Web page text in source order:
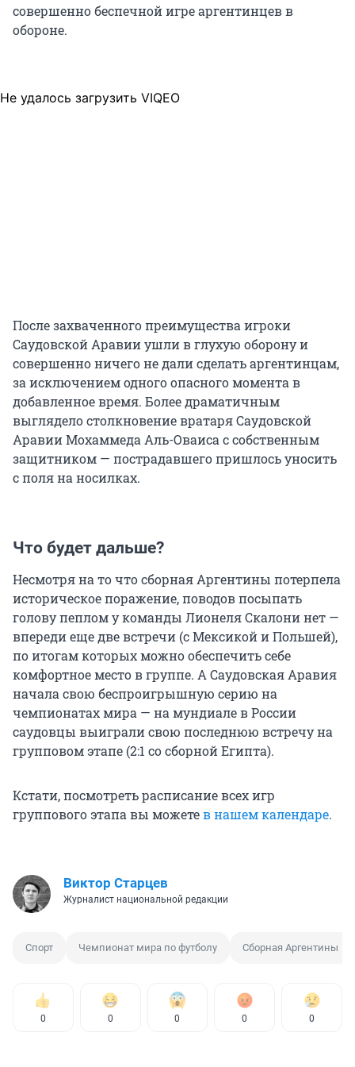
совершенно беспечной игре аргентинцев в
обороне.
Не удалось загрузить VIQEO
После захваченного преимущества игроки
Саудовской Аравии ушли в глухую оборону и
совершенно ничего не дали сделать аргентинцам,
за исключением одного опасного момента в
добавленное время. Более драматичным
выглядело столкновение вратаря Саудовской
Аравии Мохаммеда Аль-Оваиса с собственным
защитником — пострадавшего пришлось уносить
с поля на носилках.
Что будет дальше?
Несмотря на то что сборная Аргентины потерпела
историческое поражение, поводов посыпать
голову пеплом у команды Лионеля Скалони нет —
впереди еще две встречи (с Мексикой и Польшей),
по итогам которых можно обеспечить себе
комфортное место в группе. А Саудовская Аравия
начала свою беспроигрышную серию на
чемпионатах мира — на мундиале в России
саудовцы выиграли свою последнюю встречу на
групповом этапе (2:1 со сборной Египта).
Кстати, посмотреть расписание всех игр
группового этапа вы можетев нашем календаре.
Виктор Старцев
Журналист национальной редакции
Спорт Чемпионат мира по футболу Сборная Аргентины
0 0 0 0 0